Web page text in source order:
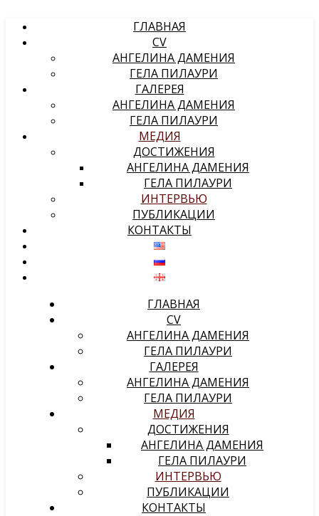
ГЛАВНАЯ
CV
АНГЕЛИНА ДАМЕНИЯ
ГЕЛА ПИЛАУРИ
ГАЛЕРЕЯ
АНГЕЛИНА ДАМЕНИЯ
ГЕЛА ПИЛАУРИ
МЕДИЯ
ДОСТИЖЕНИЯ
АНГЕЛИНА ДАМЕНИЯ
ГЕЛА ПИЛАУРИ
ИНТЕРВЬЮ
ПУБЛИКАЦИИ
КОНТАКТЫ
ГЛАВНАЯ
CV
АНГЕЛИНА ДАМЕНИЯ
ГЕЛА ПИЛАУРИ
ГАЛЕРЕЯ
АНГЕЛИНА ДАМЕНИЯ
ГЕЛА ПИЛАУРИ
МЕДИЯ
ДОСТИЖЕНИЯ
АНГЕЛИНА ДАМЕНИЯ
ГЕЛА ПИЛАУРИ
ИНТЕРВЬЮ
ПУБЛИКАЦИИ
КОНТАКТЫ